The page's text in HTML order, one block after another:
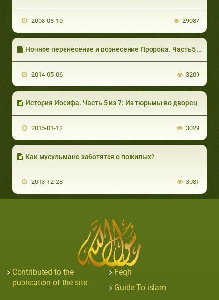
2008-03-10 29087
Ночное перенесение и вознесение Пророка. Часть5 из 6: Поблизости к Бо
2014-05-06 3209
История Иосифа. Часть 5 из 7: Из тюрьмы во дворец
2015-01-12 3029
Как мусульмане заботятся о пожилых?
2013-12-28 3081
Contributed to the
publication of the site
Feqh
Guide To islam